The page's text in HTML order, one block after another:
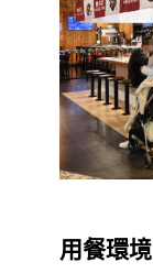
用餐環境